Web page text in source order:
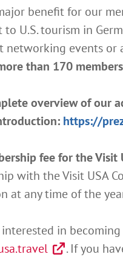
benefit for our
U.S. tourism in
networking events or
than 170
overview of our
https://
fee for the Visit
with the Visit USA
at any time of the
in
. If you